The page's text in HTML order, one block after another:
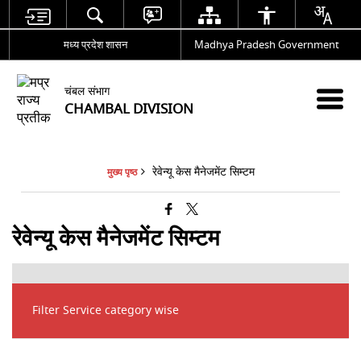
मध्य प्रदेश शासन Madhya Pradesh Government
चंबल संभाग
CHAMBAL DIVISION
मुख्य पृष्ठ रेवेन्यू केस मैनेजमेंट सिम्टम
रेवेन्यू केस मैनेजमेंट सिम्टम
Filter Service category wise